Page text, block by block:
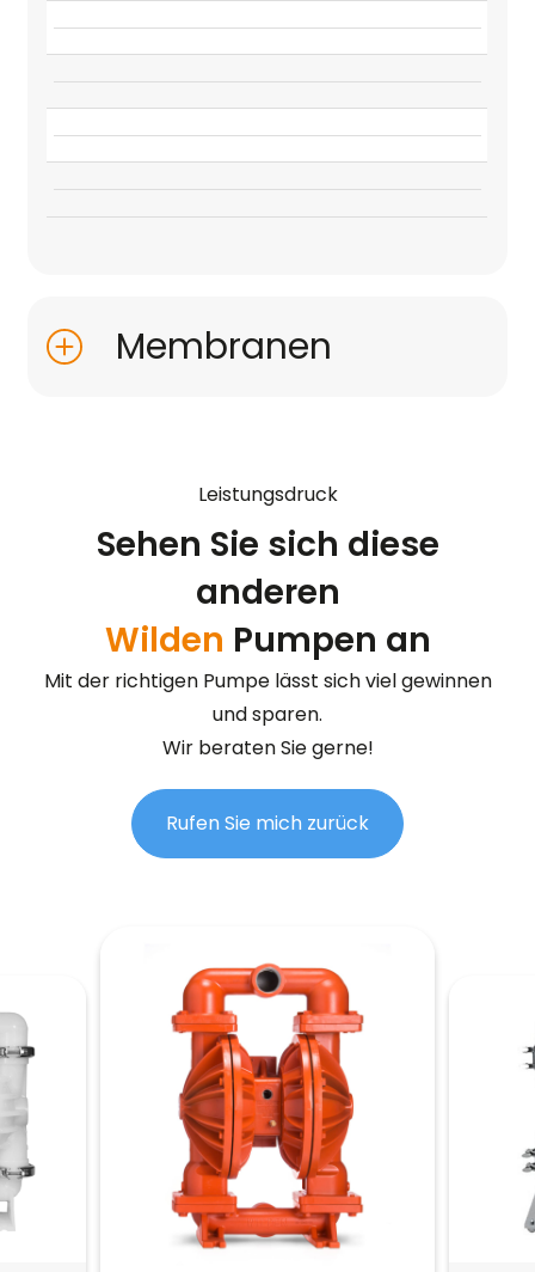
Membranen
Leistungsdruck
Sehen Sie sich diese
anderen
Wilden Pumpen an
Mit der richtigen Pumpe lässt sich viel gewinnen
und sparen.
Wir beraten Sie gerne!
Rufen Sie mich zurück